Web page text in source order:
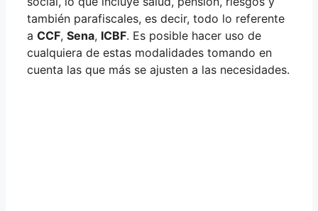
también parafiscales, es decir, todo lo referente
a CCF, Sena, ICBF. Es posible hacer uso de
cualquiera de estas modalidades tomando en
cuenta las que más se ajusten a las necesidades.